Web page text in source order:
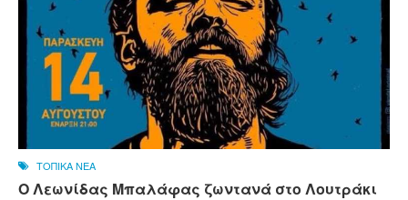
ΤΟΠΙΚΑ ΝΕΑ
Ο Λεωνίδας Μπαλάφας ζωντανά στο Λουτράκι